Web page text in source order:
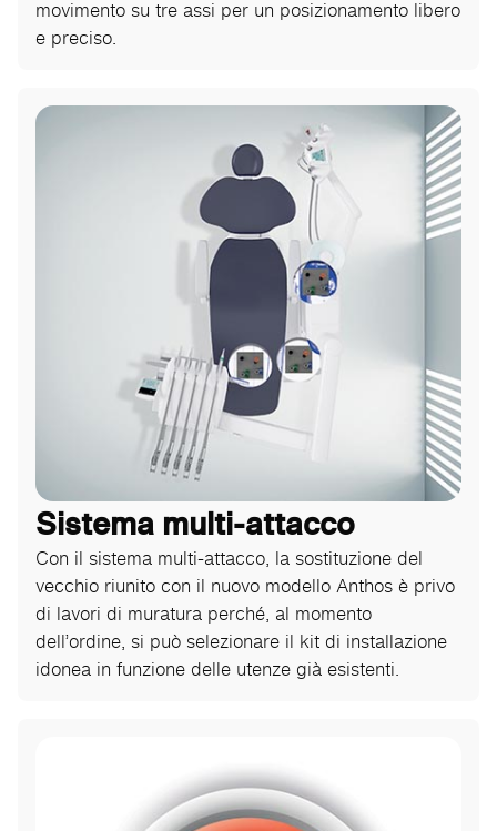
movimento su tre assi per un posizionamento libero
e preciso.
Sistema multi-attacco
Con il sistema multi-attacco, la sostituzione del
vecchio riunito con il nuovo modello Anthos è privo
di lavori di muratura perché, al momento
dell’ordine, si può selezionare il kit di installazione
idonea in funzione delle utenze già esistenti.